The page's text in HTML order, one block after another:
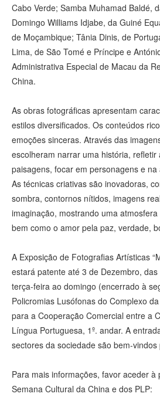
Cabo Verde; Samba Muhamad Baldé,
Domingo Williams Idjabe, da Guiné
de Moçambique; Tânia Dinis, de
Lima, de São Tomé e Príncipe e
Administrativa Especial de Macau da
China.
As obras fotográficas apresentam
estilos diversificados. Os conteúdos
emoções sinceras. Através das
escolheram narrar uma história,
paisagens, focar em personagens e
As técnicas criativas são inovadoras,
sombra, contornos nítidos, imagens
imaginação, mostrando uma
bem como o amor pela paz, verdade,
A Exposição de Fotografias Artísticas
estará patente até 3 de Dezembro,
terça-feira ao domingo (encerrado à
Policromias Lusófonas do Complexo
para a Cooperação Comercial entre a
Língua Portuguesa, 1º. andar. A
sectores da sociedade são bem-
Para mais informações, favor aceder à
Semana Cultural da China e dos PLP: